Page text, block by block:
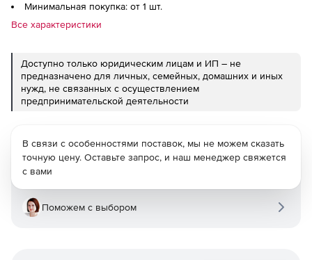
Минимальная покупка: от 1 шт.
Все характеристики
Доступно только юридическим лицам и ИП – не
предназначено для личных, семейных, домашних и иных
нужд, не связанных с осуществлением
предпринимательской деятельности
В связи с особенностями поставок, мы не можем сказать
точную цену. Оставьте запрос, и наш менеджер свяжется
с вами
Поможем с выбором